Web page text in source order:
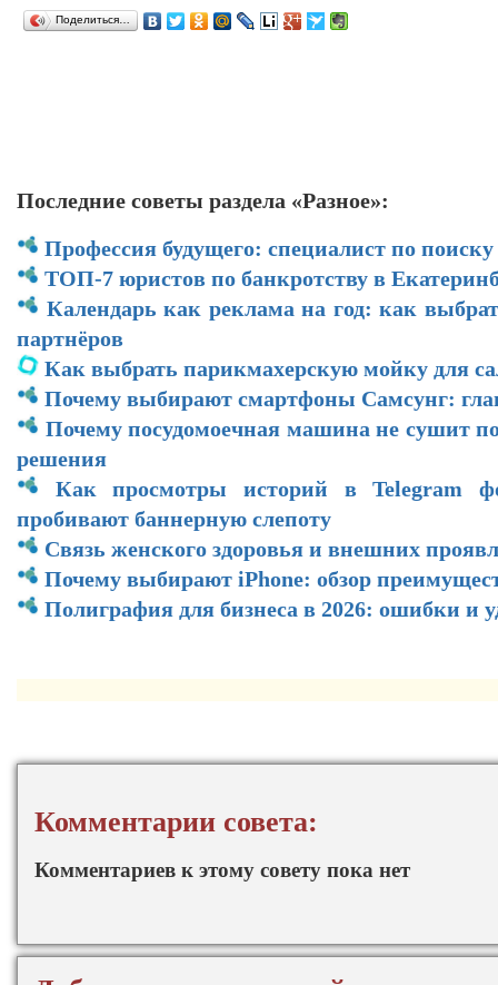
Поделиться…
Последние советы раздела «Разное»:
Профессия будущего: специалист по
ТОП-7 юристов по банкротству в
Календарь как реклама на год: как
партнёров
Как выбрать парикмахерскую мойку для
Почему выбирают смартфоны Самсунг:
Почему посудомоечная машина не сушит
решения
Как просмотры историй в Telegram
пробивают баннерную слепоту
Связь женского здоровья и внешних
Почему выбирают iPhone: обзор
Полиграфия для бизнеса в 2026: ошибки и
Комментарии совета:
Комментариев к этому совету пока нет